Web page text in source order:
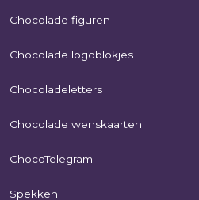
Chocolade figuren
Chocolade logoblokjes
Chocoladeletters
Chocolade wenskaarten
ChocoTelegram
Spekken